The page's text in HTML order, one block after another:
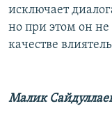
исключает
но при этом он не
качестве
Малик